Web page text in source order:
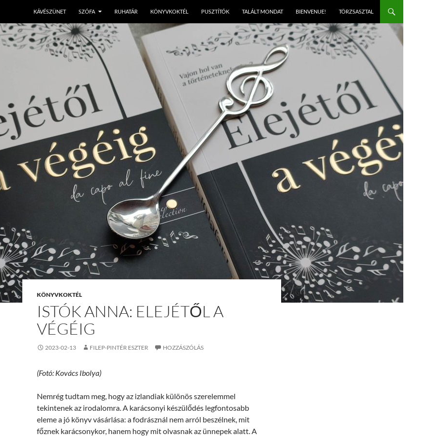
KÁVÉSZÜNET SZÓFA RUHATÁR KÖNYVKOKTÉL PUSZTÍTÓK TALÁLT MONDAT BIENVENUE! TÖRZSASZTAL
KÖNYVKOKTÉL
ISTÓK ANNA: ELEJÉTŐL A
VÉGÉIG
2023-02-13 FILEP-PINTÉR ESZTER HOZZÁSZÓLÁS
(Fotó: Kovács Ibolya)
Nemrég tudtam meg, hogy az izlandiak különös szerelemmel
tekintenek az irodalomra. A karácsonyi készülődés legfontosabb
eleme a jó könyv vásárlása: a fodrásznál nem arról beszélnek, mit
főznek karácsonykor, hanem hogy mit olvasnak az ünnepek alatt. A